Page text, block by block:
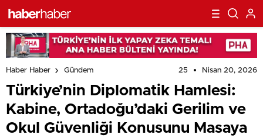
Haber Haber Gündem 25 Nisan 20, 2026
Türkiye’nin Diplomatik Hamlesi:
Kabine, Ortadoğu’daki Gerilim ve
Okul Güvenliği Konusunu Masaya